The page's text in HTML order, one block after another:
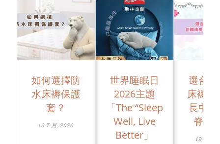
如何選擇防
水床褥保護
套？
16 7 月, 2026
世界睡眠日
2026主題
「The “Sleep
Well, Live
Better」
選合
床褥
長中
脊骨
19 1 月,